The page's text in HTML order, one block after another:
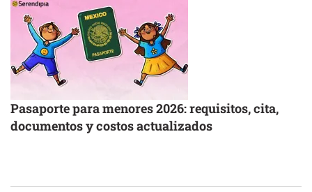
Pasaporte para menores 2026: requisitos, cita,
documentos y costos actualizados